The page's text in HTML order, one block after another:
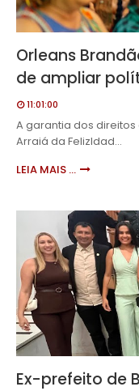
Orleans
de ampliar
11:01:00
A garantia dos direitos
Arraiá da FelizIdad…
LEIA MAIS ...
Ex-prefeito de